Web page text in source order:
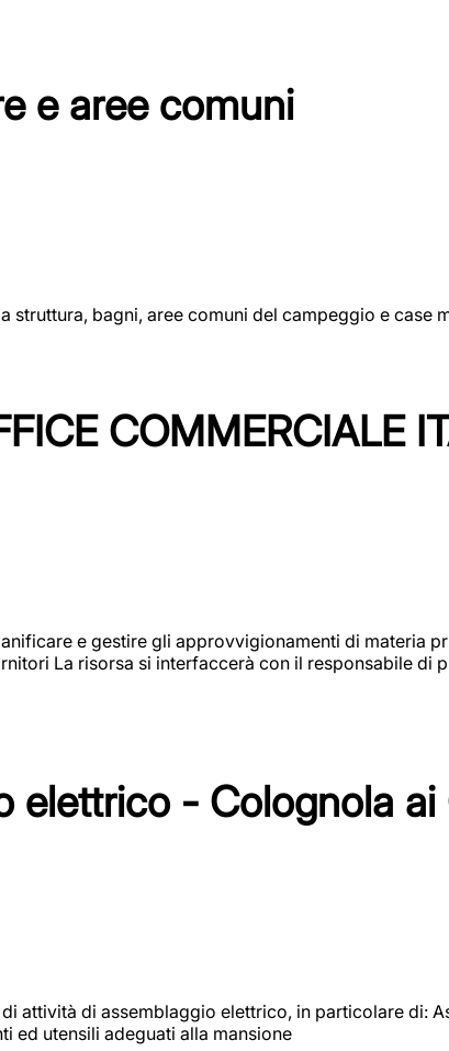
e aree comuni
struttura, bagni, aree comuni del campeggio e case
COMMERCIALE
e gestire gli approvvigionamenti di materia
La risorsa si interfaccerà con il responsabile
elettrico - Colognola ai
attività di assemblaggio elettrico, in particolare
ed utensili adeguati alla mansione